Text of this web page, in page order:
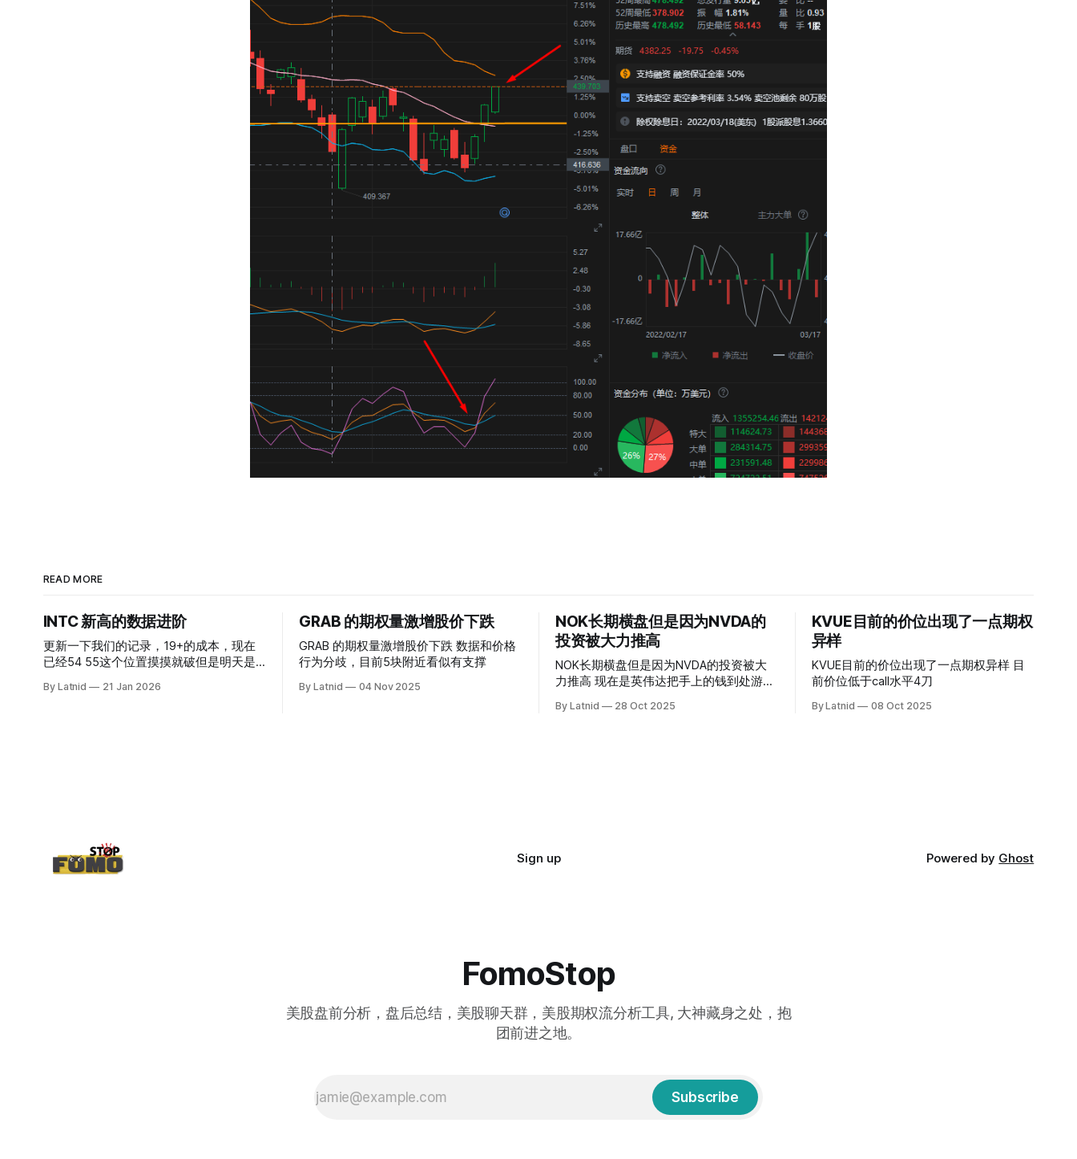
READ MORE
INTC 新高的数据进阶
更新一下我们的记录，19+的成本，现在
已经54 55这个位置摸摸就破但是明天是
而应该谨慎，数据很明显偏向多头，47的
By Latnid 21 Jan 2026
GRAB 的期权量激增股价下跌
GRAB 的期权量激增股价下跌 数据和价格
行为分歧，目前5块附近看似有支撑
By Latnid 04 Nov 2025
NOK长期横盘但是因为NVDA的
投资被大力推高
NOK长期横盘但是因为NVDA的投资被大
力推高 现在是英伟达把手上的钱到处游走
By Latnid 28 Oct 2025
KVUE目前的价位出现了一点期权
异样
KVUE目前的价位出现了一点期权异样 目
前价位低于call水平4刀
By Latnid 08 Oct 2025
Sign up Powered by Ghost
FomoStop
美股盘前分析，盘后总结，美股聊天群，美股期权流分析工具, 大神藏身之处，抱
团前进之地。
Subscribe